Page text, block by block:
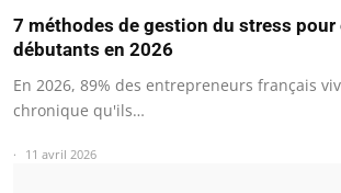
7 méthodes de gestion du stress pour
débutants en 2026
En 2026, 89% des entrepreneurs français
chronique qu'ils…
11 avril 2026